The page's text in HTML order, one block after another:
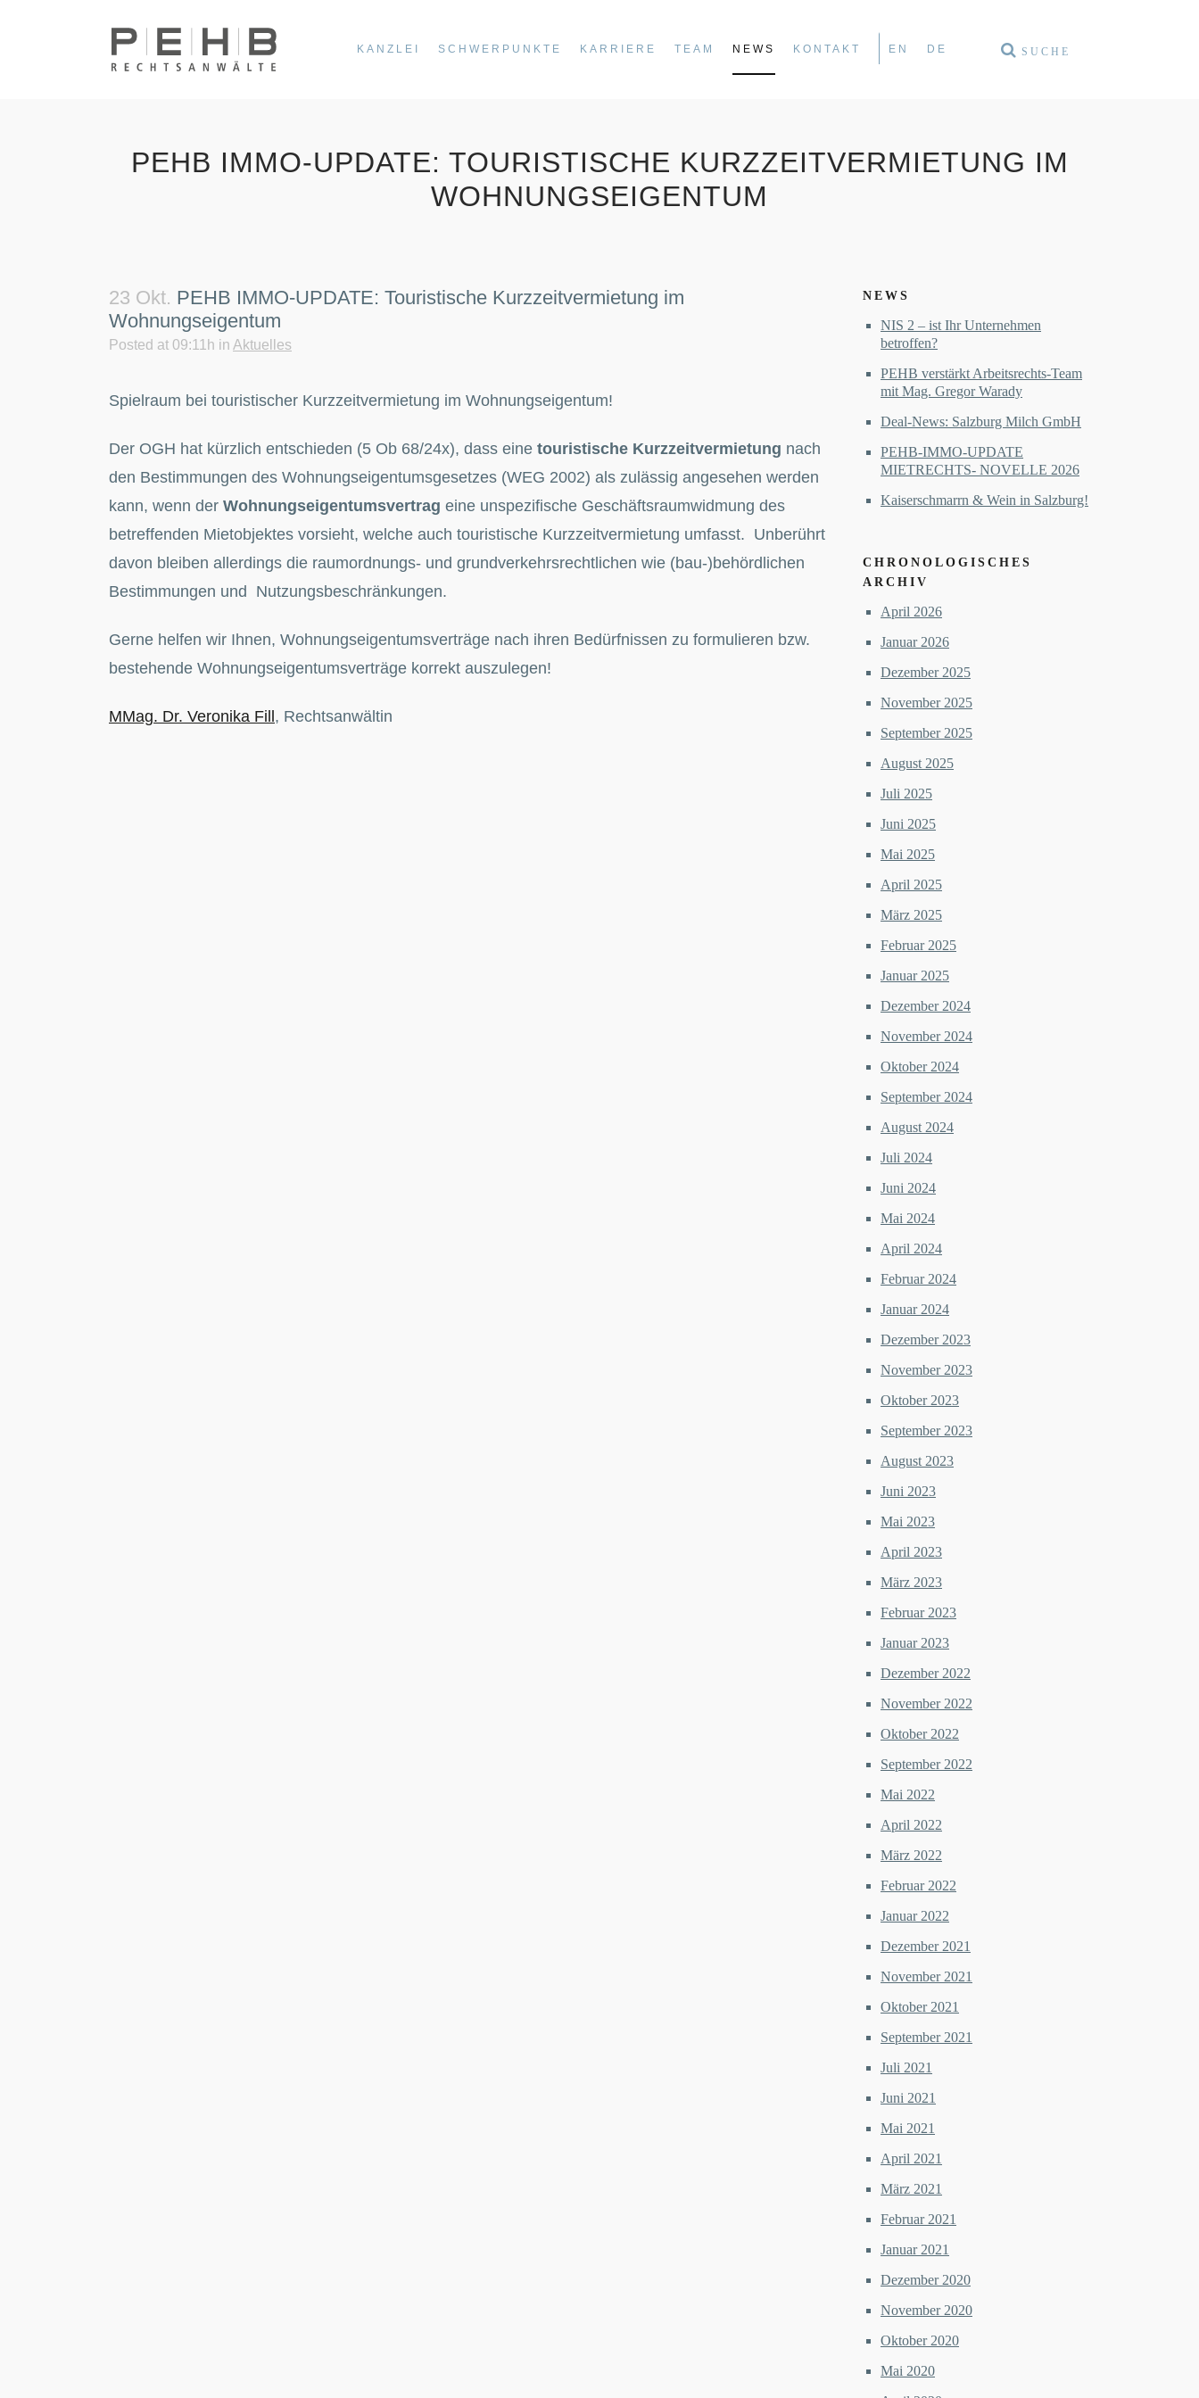
KANZLEI SCHWERPUNKTE KARRIERE TEAM NEWS KONTAKT EN DE
PEHB IMMO-UPDATE: TOURISTISCHE KURZZEITVERMIETUNG IM
WOHNUNGSEIGENTUM
23 Okt. PEHB IMMO-UPDATE: Touristische Kurzzeitvermietung im
Wohnungseigentum
Posted at 09:11h in Aktuelles
Spielraum bei touristischer Kurzzeitvermietung im Wohnungseigentum!
Der OGH hat kürzlich entschieden (5 Ob 68/24x), dass eine touristische Kurzzeitvermietung nach
den Bestimmungen des Wohnungseigentumsgesetzes (WEG 2002) als zulässig angesehen werden
kann, wenn der Wohnungseigentumsvertrag eine unspezifische Geschäftsraumwidmung des
betreffenden Mietobjektes vorsieht, welche auch touristische Kurzzeitvermietung umfasst. Unberührt
davon bleiben allerdings die raumordnungs- und grundverkehrsrechtlichen wie (bau-)behördlichen
Bestimmungen und Nutzungsbeschränkungen.
Gerne helfen wir Ihnen, Wohnungseigentumsverträge nach ihren Bedürfnissen zu formulieren bzw.
bestehende Wohnungseigentumsverträge korrekt auszulegen!
MMag. Dr. Veronika Fill , Rechtsanwältin
NEWS
NIS 2 – ist Ihr Unternehmen
betroffen?
PEHB verstärkt Arbeitsrechts-Team
mit Mag. Gregor Warady
Deal-News: Salzburg Milch GmbH
PEHB-IMMO-UPDATE
MIETRECHTS- NOVELLE 2026
Kaiserschmarrn & Wein in Salzburg!
CHRONOLOGISCHES
ARCHIV
April 2026
Januar 2026
Dezember 2025
November 2025
September 2025
August 2025
Juli 2025
Juni 2025
Mai 2025
April 2025
März 2025
Februar 2025
Januar 2025
Dezember 2024
November 2024
Oktober 2024
September 2024
August 2024
Juli 2024
Juni 2024
Mai 2024
April 2024
Februar 2024
Januar 2024
Dezember 2023
November 2023
Oktober 2023
September 2023
August 2023
Juni 2023
Mai 2023
April 2023
März 2023
Februar 2023
Januar 2023
Dezember 2022
November 2022
Oktober 2022
September 2022
Mai 2022
April 2022
März 2022
Februar 2022
Januar 2022
Dezember 2021
November 2021
Oktober 2021
September 2021
Juli 2021
Juni 2021
Mai 2021
April 2021
März 2021
Februar 2021
Januar 2021
Dezember 2020
November 2020
Oktober 2020
Mai 2020